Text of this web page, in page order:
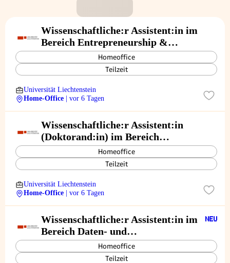
Wissenschaftliche:r Assistent:in im
Bereich Entrepreneurship &
Leadership 50 % (m/w/d)
Homeoffice
Teilzeit
Universität Liechtenstein
Home-Office
| vor 6 Tagen
Wissenschaftliche:r Assistent:in
(Doktorand:in) im Bereich
Volkswirtschaftslehre 50 %
(m/w/d)
Homeoffice
Teilzeit
Universität Liechtenstein
Home-Office
| vor 6 Tagen
Wissenschaftliche:r Assistent:in im
Bereich Daten- und
Anwendungsicherheit 50 %
(m/w/d)
Homeoffice
Teilzeit